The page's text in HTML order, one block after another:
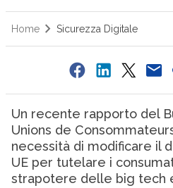
Home Sicurezza Digitale
Un recente rapporto del
Unions de
necessità di modificare il
UE per tutelare i
strapotere delle big tech